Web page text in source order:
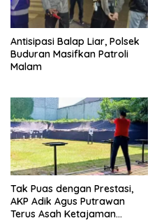
Antisipasi Balap Liar, Polsek
Buduran Masifkan Patroli
Malam
Tak Puas dengan Prestasi,
AKP Adik Agus Putrawan
Terus Asah Ketajaman